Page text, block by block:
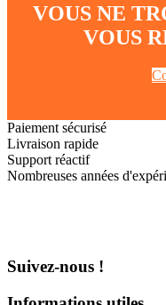
VOUS NE
VOUS
Paiement sécurisé
Livraison rapide
Support réactif
Nombreuses années
Suivez-nous !